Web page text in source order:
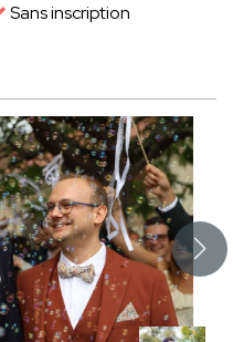
Sans inscription